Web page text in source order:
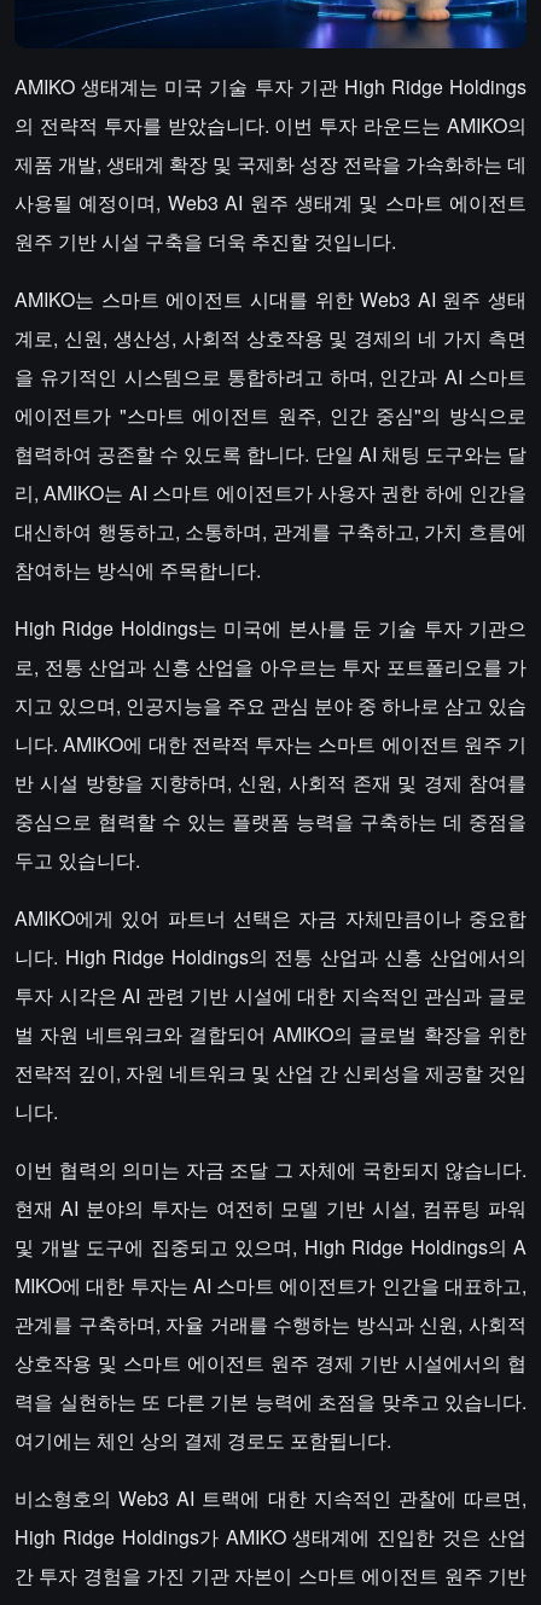
AMIKO 생태계는 미국 기술 투자 기관 High Ridge Holdings
의 전략적 투자를 받았습니다. 이번 투자 라운드는 AMIKO의
제품 개발, 생태계 확장 및 국제화 성장 전략을 가속화하는 데
사용될 예정이며, Web3 AI 원주 생태계 및 스마트 에이전트
원주 기반 시설 구축을 더욱 추진할 것입니다.
AMIKO는 스마트 에이전트 시대를 위한 Web3 AI 원주 생태
계로, 신원, 생산성, 사회적 상호작용 및 경제의 네 가지 측면
을 유기적인 시스템으로 통합하려고 하며, 인간과 AI 스마트
에이전트가 "스마트 에이전트 원주, 인간 중심"의 방식으로
협력하여 공존할 수 있도록 합니다. 단일 AI 채팅 도구와는 달
리, AMIKO는 AI 스마트 에이전트가 사용자 권한 하에 인간을
대신하여 행동하고, 소통하며, 관계를 구축하고, 가치 흐름에
참여하는 방식에 주목합니다.
High Ridge Holdings는 미국에 본사를 둔 기술 투자 기관으
로, 전통 산업과 신흥 산업을 아우르는 투자 포트폴리오를 가
지고 있으며, 인공지능을 주요 관심 분야 중 하나로 삼고 있습
니다. AMIKO에 대한 전략적 투자는 스마트 에이전트 원주 기
반 시설 방향을 지향하며, 신원, 사회적 존재 및 경제 참여를
중심으로 협력할 수 있는 플랫폼 능력을 구축하는 데 중점을
두고 있습니다.
AMIKO에게 있어 파트너 선택은 자금 자체만큼이나 중요합
니다. High Ridge Holdings의 전통 산업과 신흥 산업에서의
투자 시각은 AI 관련 기반 시설에 대한 지속적인 관심과 글로
벌 자원 네트워크와 결합되어 AMIKO의 글로벌 확장을 위한
전략적 깊이, 자원 네트워크 및 산업 간 신뢰성을 제공할 것입
니다.
이번 협력의 의미는 자금 조달 그 자체에 국한되지 않습니다.
현재 AI 분야의 투자는 여전히 모델 기반 시설, 컴퓨팅 파워
및 개발 도구에 집중되고 있으며, High Ridge Holdings의 A
MIKO에 대한 투자는 AI 스마트 에이전트가 인간을 대표하고,
관계를 구축하며, 자율 거래를 수행하는 방식과 신원, 사회적
상호작용 및 스마트 에이전트 원주 경제 기반 시설에서의 협
력을 실현하는 또 다른 기본 능력에 초점을 맞추고 있습니다.
여기에는 체인 상의 결제 경로도 포함됩니다.
비소형호의 Web3 AI 트랙에 대한 지속적인 관찰에 따르면,
High Ridge Holdings가 AMIKO 생태계에 진입한 것은 산업
간 투자 경험을 가진 기관 자본이 스마트 에이전트 원주 기반